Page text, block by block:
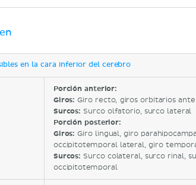
en la cara inferior del cerebro
Porción anterior:
Giros:Giro recto, giros orbitarios
Surcos:Surco olfatorio, surco lateral
Porción posterior:
Giros:Giro lingual, giro
occipitotemporal lateral, giro
Surcos:Surco colateral, surco rinal,
occipitotemporal